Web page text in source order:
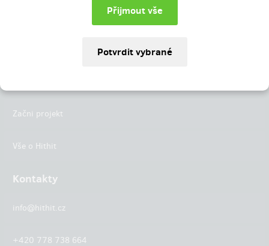
Začni projekt
Vše o Hithit
Kontakty
info@hithit.cz
+420 778 738 664